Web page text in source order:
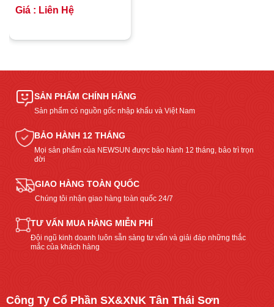
Giá : Liên Hệ
SẢN PHẨM CHÍNH HÃNG
Sản phẩm có nguồn gốc nhập khẩu và Việt Nam
BẢO HÀNH 12 THÁNG
Mọi sản phẩm của NEWSUN được bảo hành 12 tháng, bảo trì trọn
đời
GIAO HÀNG TOÀN QUỐC
Chúng tôi nhận giao hàng toàn quốc 24/7
TƯ VẤN MUA HÀNG MIỄN PHÍ
Đội ngũ kinh doanh luôn sẵn sàng tư vấn và giải đáp những thắc
mắc của khách hàng
Công Ty Cổ Phần SX&XNK Tân Thái Sơn